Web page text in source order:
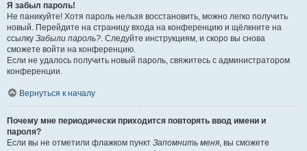
Я забыл пароль!
Не паникуйте! Хотя пароль нельзя восстановить, можно легко получить
новый. Перейдите на страницу входа на конференцию и щёлкните на
ссылку Забыли пароль?. Следуйте инструкциям, и скоро вы снова
сможете войти на конференцию.
Если не удалось получить новый пароль, свяжитесь с администратором
конференции.
Вернуться к началу
Почему мне периодически приходится повторять ввод имени и
пароля?
Если вы не отметили флажком пункт Запомнить меня, вы сможете